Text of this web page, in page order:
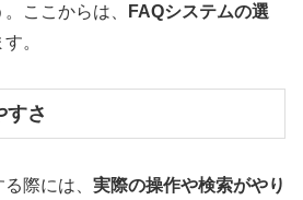
ここからは、
FAQシステムの選
。
すさ
際には、 実際の操作や検索がやり